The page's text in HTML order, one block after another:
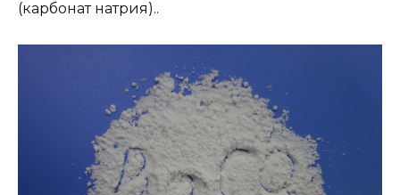
(карбонат натрия)..